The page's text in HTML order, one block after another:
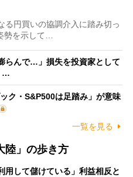
円買いの協調介入に踏み切っ
勢を示して…
らんで…」損失を投資家として
…
ク・S&P500は足踏み」が意味
一覧を見る
陸」の歩き方
用して儲けている」利益相反と